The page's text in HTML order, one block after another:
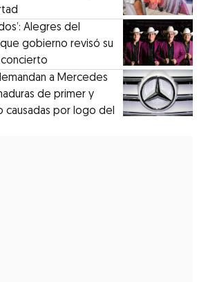
Alegres del
que gobierno revisó su
a Mercedes
de primer y
causadas por logo del